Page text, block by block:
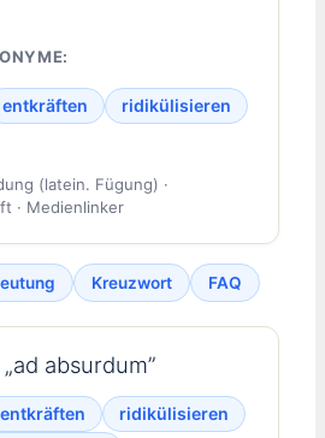
entkräften
ridikülisieren
(latein. Fügung) ·
· Medienlinker
Kreuzwort FAQ
absurdum”
entkräften
ridikülisieren